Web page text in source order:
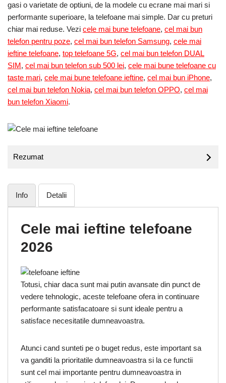
gasi o varietate de optiuni, de la modele cu ecrane mai mari si
performante superioare, la telefoane mai simple. Dar cu preturi
chiar mai reduse. Vezi cele mai bune telefoane, cel mai bun
telefon pentru poze, cel mai bun telefon Samsung, cele mai
ieftine telefoane, top telefoane 5G, cel mai bun telefon DUAL
SIM, cel mai bun telefon sub 500 lei, cele mai bune telefoane cu
taste mari, cele mai bune telefoane ieftine, cel mai bun iPhone,
cel mai bun telefon Nokia, cel mai bun telefon OPPO, cel mai
bun telefon Xiaomi.
Rezumat
Info Detalii
Cele mai ieftine telefoane
2026
Totusi, chiar daca sunt mai putin avansate din punct de
vedere tehnologic, aceste telefoane ofera in continuare
performante satisfacatoare si sunt ideale pentru a
satisface necesitatile dumneavoastra.
Atunci cand sunteti pe o buget redus, este important sa
va ganditi la prioritatile dumneavoastra si la ce functii
sunt cel mai importante pentru dumneavoastra in